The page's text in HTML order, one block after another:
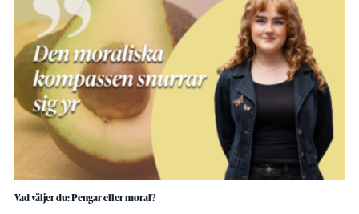
Vad väljer du: Pengar eller moral?